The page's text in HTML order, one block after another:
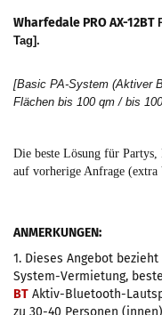
Wharfedale PRO AX-12BT
Tag].
[Basic PA-System (Aktiver
Flächen bis 100 qm / bis
Die beste Lösung für Partys,
auf vorherige Anfrage (extra
ANMERKUNGEN:
1. Dieses Angebot
System-Vermietung,
BT Aktiv-Bluetooth-
zu 30-40 Personen